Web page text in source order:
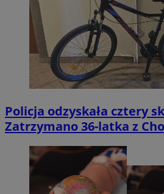
Policja odzyskała cztery
Zatrzymano 36-latka z